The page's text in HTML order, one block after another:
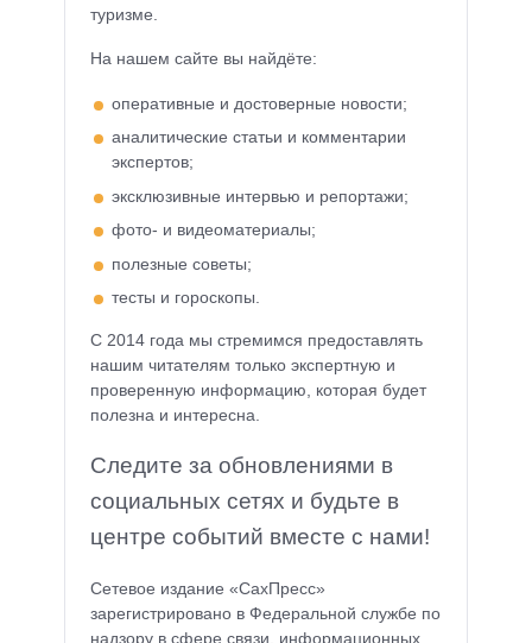
туризме.
На нашем сайте вы найдёте:
оперативные и достоверные новости;
аналитические статьи и комментарии
экспертов;
эксклюзивные интервью и репортажи;
фото- и видеоматериалы;
полезные советы;
тесты и гороскопы.
С 2014 года мы стремимся предоставлять
нашим читателям только экспертную и
проверенную информацию, которая будет
полезна и интересна.
Следите за обновлениями в
социальных сетях и будьте в
центре событий вместе с нами!
Сетевое издание «СахПресс»
зарегистрировано в Федеральной службе по
надзору в сфере связи, информационных